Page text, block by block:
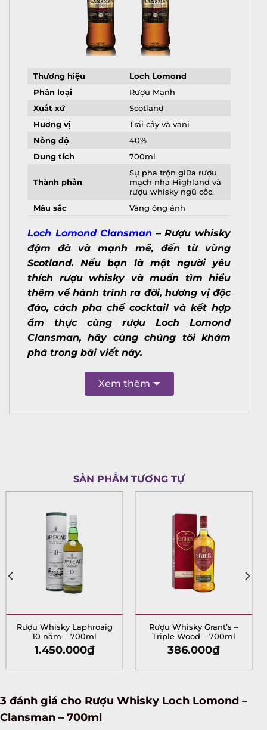
Thương hiệu
Loch Lomond
Phân loại
Rượu Mạnh
Xuất xứ
Scotland
Hương vị
Trái cây và vani
Nồng độ
40%
Dung tích
700ml
Thành phần
Sự pha trộn giữa rượu
mạch nha Highland và
rượu whisky ngũ cốc.
Màu sắc
Vàng óng ánh
Loch Lomond Clansman – Rượu whisky
đậm đà và mạnh mẽ, đến từ vùng
Scotland.Nếu bạn là một người yêu
thích rượu whisky và muốn tìm hiểu
thêm về hành trình ra đời, hương vị độc
đáo, cách pha chế cocktail và kết hợp
ẩm thực cùng rượu Loch Lomond
Clansman, hãy cùng chúng tôi khám
phá trong bài viết này.
Xem thêm
SẢN PHẨM TƯƠNG TỰ
Rượu Whisky Laphroaig
10 năm – 700ml
1.450.000₫
Rượu Whisky Grant’s –
Triple Wood – 700ml
386.000₫
3 đánh giá cho Rượu Whisky Loch Lomond –
Clansman – 700ml
X